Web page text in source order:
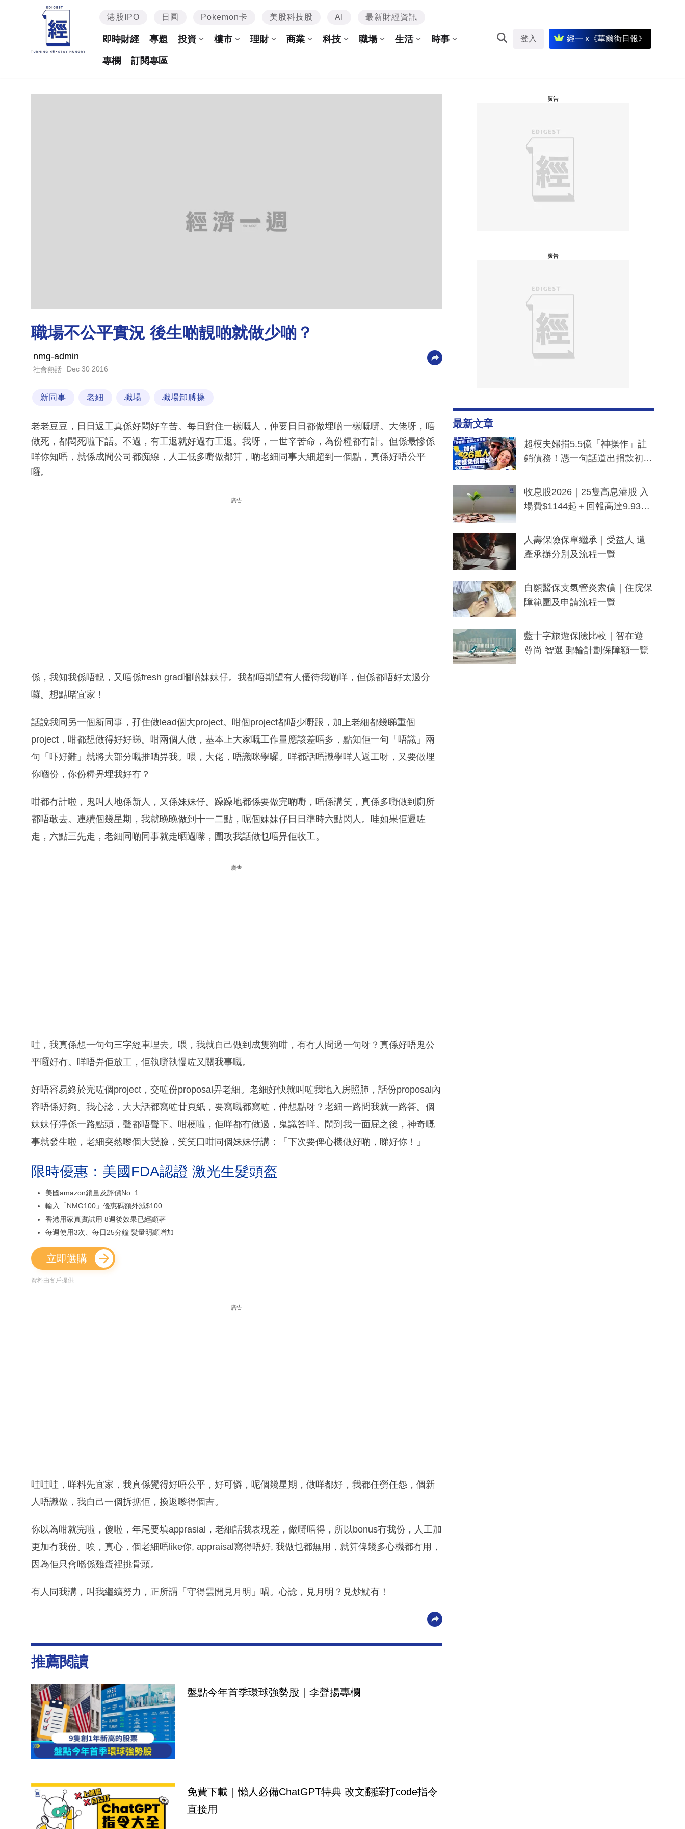
港股IPO 日圓 Pokemon卡 美股科技股 AI 最新財經資訊
即時財經 專題 投資 樓市 理財 商業 科技 職場 生活 時事
專欄 訂閱專區
登入 經一 x《華爾街日報》
職場不公平實況 後生啲靚啲就做少啲？
nmg-admin
社會熱話 Dec 30 2016
新同事 老細 職場 職場卸膊操
老老豆豆，日日返工真係好悶好辛苦。每日對住一樣嘅人，仲要日日都做埋啲一樣嘅嘢。大佬呀，唔
做死，都悶死啦下話。不過，有工返就好過冇工返。我呀，一世辛苦命，為份糧都冇計。但係最慘係
咩你知唔，就係成間公司都痴線，人工低多嘢做都算，啲老細同事大細超到一個點，真係好唔公平
囉。
廣告
係，我知我係唔靚，又唔係fresh grad嗰啲妹妹仔。我都唔期望有人優待我啲咩，但係都唔好太過分
囉。想點啫宜家！
話說我同另一個新同事，孖住做lead個大project。咁個project都唔少嘢跟，加上老細都幾睇重個
project，咁都想做得好好睇。咁兩個人做，基本上大家嘅工作量應該差唔多，點知佢一句「唔識」兩
句「吓好難」就將大部分嘅推晒畀我。喂，大佬，唔識咪學囉。咩都話唔識學咩人返工呀，又要做埋
你嗰份，你份糧畀埋我好冇？
咁都冇計啦，鬼叫人地係新人，又係妹妹仔。躁躁地都係要做完啲嘢，唔係講笑，真係多嘢做到廁所
都唔敢去。連續個幾星期，我就晚晚做到十一二點，呢個妹妹仔日日準時六點閃人。哇如果佢遲咗
走，六點三先走，老細同啲同事就走晒過嚟，圍攻我話做乜唔畀佢收工。
廣告
哇，我真係想一句句三字經車埋去。喂，我就自己做到成隻狗咁，有冇人問過一句呀？真係好唔鬼公
平囉好冇。咩唔畀佢放工，佢執嘢執慢咗又關我事嘅。
好唔容易終於完咗個project，交咗份proposal畀老細。老細好快就叫咗我地入房照肺，話份proposal內
容唔係好夠。我心諗，大大話都寫咗廿頁紙，要寫嘅都寫咗，仲想點呀？老細一路問我就一路答。個
妹妹仔淨係一路點頭，聲都唔聲下。咁梗啦，佢咩都冇做過，鬼識答咩。鬧到我一面屁之後，神奇嘅
事就發生啦，老細突然嚟個大變臉，笑笑口咁同個妹妹仔講：「下次要俾心機做好啲，睇好你！」
限時優惠：美國FDA認證 激光生髮頭盔
美國amazon鎖量及評價No. 1
輸入「NMG100」優惠碼額外減$100
香港用家真實試用 8週後效果已經顯著
每週使用3次、每日25分鐘 髮量明顯增加
立即選購
資料由客戶提供
廣告
哇哇哇，咩料先宜家，我真係覺得好唔公平，好可憐，呢個幾星期，做咩都好，我都任勞任怨，個新
人唔識做，我自己一個拆掂佢，換返嚟得個吉。
你以為咁就完啦，傻啦，年尾要填apprasial，老細話我表現差，做嘢唔得，所以bonus冇我份，人工加
更加冇我份。唉，真心，個老細唔like你, appraisal寫得唔好, 我做乜都無用，就算俾幾多心機都冇用，
因為佢只會喺係雞蛋裡挑骨頭。
有人同我講，叫我繼續努力，正所謂「守得雲開見月明」喎。心諗，見月明？見炒魷有！
推薦閱讀
盤點今年首季環球強勢股｜李聲揚專欄
免費下載｜懶人必備ChatGPT特典 改文翻譯打code指令
直接用
廣告
廣告
最新文章
超模夫婦捐5.5億「神操作」註
銷債務！憑一句話道出捐款初
一度被誤當詐騙手段
收息股2026｜25隻高息港股 入
場費$1144起＋回報高達9.93
人壽保險保單繼承｜受益人 遺
產承辦分別及流程一覽
自願醫保支氣管炎索償｜住院保
障範圍及申請流程一覽
藍十字旅遊保險比較｜智在遊
尊尚 智選 郵輪計劃保障額一覽